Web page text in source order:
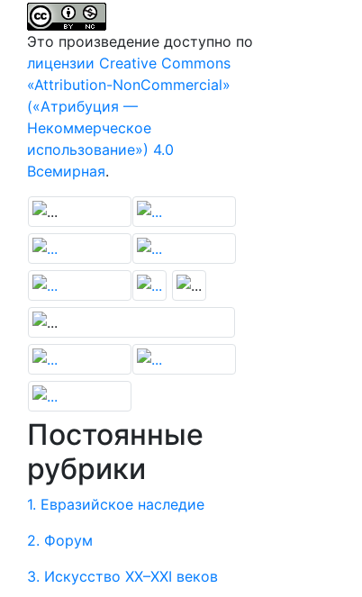
Это произведение доступно по
лицензии Creative Commons
«Attribution-NonCommercial»
(«Атрибуция —
Некоммерческое
использование») 4.0
Всемирная.
Постоянные
рубрики
1. Евразийское наследие
2. Форум
3. Искусство XX–XXI веков